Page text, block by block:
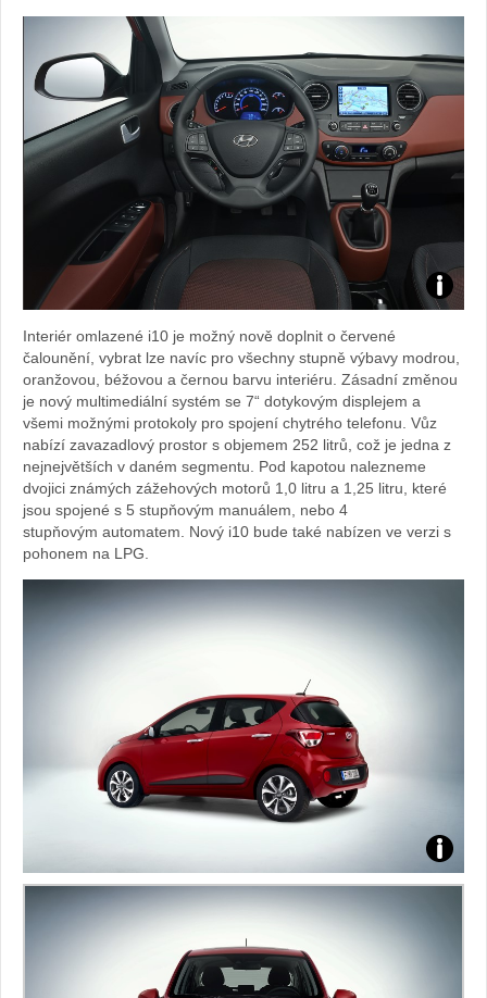
Zdroj:
Hyundai
Interiér omlazené i10 je možný nově doplnit o červené
čalounění, vybrat lze navíc pro všechny stupně výbavy modrou,
oranžovou, béžovou a černou barvu interiéru. Zásadní změnou
je nový multimediální systém se 7“ dotykovým displejem a
všemi možnými protokoly pro spojení chytrého telefonu. Vůz
nabízí zavazadlový prostor s objemem 252 litrů, což je jedna z
nejnejvětších v daném segmentu. Pod kapotou nalezneme
dvojici známých zážehových motorů 1,0 litru a 1,25 litru, které
jsou spojené s 5 stupňovým manuálem, nebo 4
stupňovým automatem. Nový i10 bude také nabízen ve verzi s
pohonem na LPG.
Zdroj: